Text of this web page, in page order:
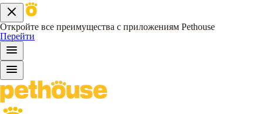
Откройте все преимущества с приложениям Pethouse
Перейти